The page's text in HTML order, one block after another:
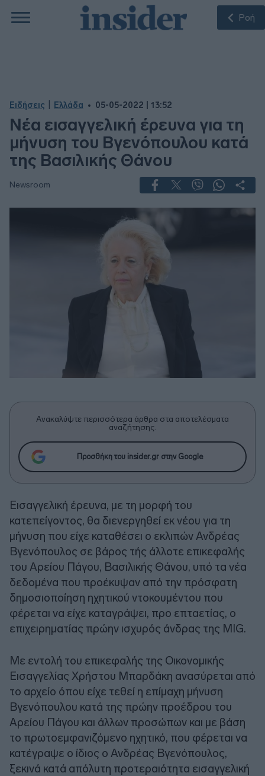
Ροή
Ειδήσεις Ελλάδα 05-05-2022 | 13:52
Νέα εισαγγελική έρευνα για τη
μήνυση του Βγενόπουλου κατά
της Βασιλικής Θάνου
Newsroom
Ανακαλύψτε περισσότερα άρθρα στα αποτελέσματα
αναζήτησης.
Προσθήκη του insider.gr στην Google
Εισαγγελική έρευνα, με τη μορφή του
κατεπείγοντος, θα διενεργηθεί εκ νέου για τη
μήνυση που είχε καταθέσει ο εκλιπών Ανδρέας
Βγενόπουλος σε βάρος τής άλλοτε επικεφαλής
του Αρείου Πάγου, Βασιλικής Θάνου, υπό τα νέα
δεδομένα που προέκυψαν από την πρόσφατη
δημοσιοποίηση ηχητικού ντοκουμέντου που
φέρεται να είχε καταγράψει, προ επταετίας, ο
επιχειρηματίας πρώην ισχυρός άνδρας της MIG.
Με εντολή του επικεφαλής της Οικονομικής
Εισαγγελίας Χρήστου Μπαρδάκη ανασύρεται από
το αρχείο όπου είχε τεθεί η επίμαχη μήνυση
Βγενόπουλου κατά της πρώην προέδρου του
Αρείου Πάγου και άλλων προσώπων και με βάση
το πρωτοεμφανιζόμενο ηχητικό, που φέρεται να
κατέγραψε ο ίδιος ο Ανδρέας Βγενόπουλος,
ξεκινά κατά απόλυτη προτεραιότητα εισαγγελική